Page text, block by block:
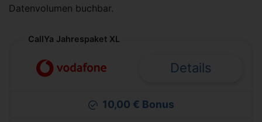
Datenvolumen buchbar.
CallYa Jahrespaket XL
Details
10,00 € Bonus